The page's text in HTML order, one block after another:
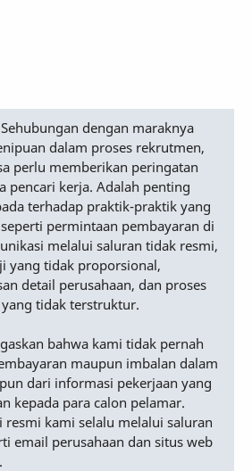
dengan maraknya
dalam proses rekrutmen,
perlu memberikan peringatan
pencari kerja. Adalah penting
terhadap praktik-praktik yang
permintaan pembayaran di
melalui saluran tidak resmi,
yang tidak proporsional,
detail perusahaan, dan proses
tidak terstruktur.
bahwa kami tidak pernah
maupun imbalan dalam
dari informasi pekerjaan yang
kepada para calon pelamar.
resmi kami selalu melalui saluran
email perusahaan dan situs web